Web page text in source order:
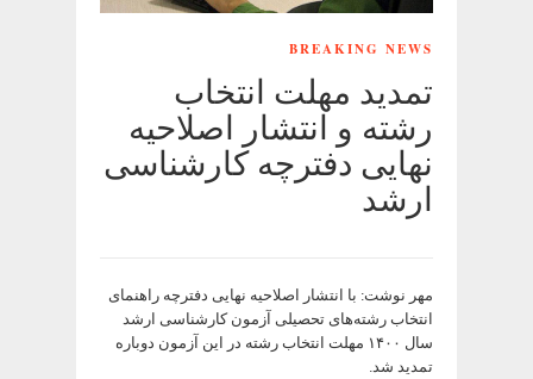
BREAKING NEWS
تمدید مهلت انتخاب
رشته و انتشار اصلاحیه
نهایی دفترچه کارشناسی
ارشد
مهر نوشت: با انتشار اصلاحیه نهایی دفترچه راهنمای
انتخاب رشته‌های تحصیلی آزمون کارشناسی ارشد
سال ۱۴۰۰ مهلت انتخاب رشته در این آزمون دوباره
تمدید شد.